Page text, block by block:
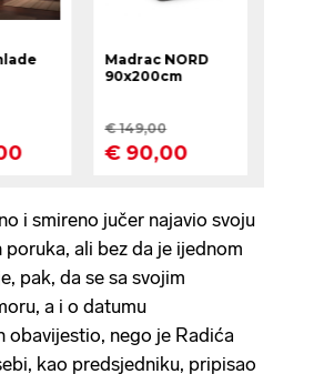
i smireno jučer najavio svoju
ali bez da je ijednom
pak, da se sa svojim
a i o datumu
obavijestio, nego je Radića
kao predsjedniku, pripisao